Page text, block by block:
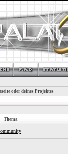
oder deines Projektes
Thema